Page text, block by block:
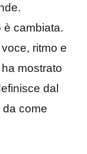
è cambiata.
ritmo e
ha mostrato
dal
da come